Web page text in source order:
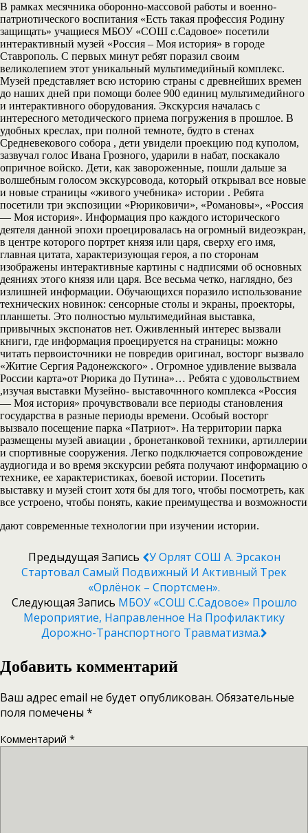
В рамках месячника оборонно-массовой работы и военно-
патриотического воспитания «Есть такая профессия Родину
защищать» учащиеся МБОУ «СОШ с.Садовое» посетили
интерактивный музей «Россия – Моя история» в городе
Ставрополь. С первых минут ребят поразил своим
великолепием этот уникальный мультимедийный комплекс.
Музей представляет всю историю страны с древнейших времен
до наших дней при помощи более 900 единиц мультимедийного
и интерактивного оборудования. Экскурсия началась с
интересного методического приема погружения в прошлое. В
удобных креслах, при полной темноте, будто в стенах
Средневекового собора , дети увидели проекцию под куполом,
зазвучал голос Ивана Грозного, ударили в набат, поскакало
опричное войско. Дети, как завороженные, пошли дальше за
волшебным голосом экскурсовода, который открывал все новые
и новые страницы «живого учебника» истории . Ребята
посетили три экспозиции «Рюриковичи», «Романовы», «Россия
— Моя история». Информация про каждого исторического
деятеля данной эпохи проецировалась на огромный видеоэкран,
в центре которого портрет князя или царя, сверху его имя,
главная цитата, характеризующая героя, а по сторонам
изображены интерактивные картины с надписями об основных
деяниях этого князя или царя. Все весьма четко, наглядно, без
излишней информации. Обучающихся поразило использование
технических новинок: сенсорные столы и экраны, проекторы,
планшеты. Это полностью мультимедийная выставка,
привычных экспонатов нет. Оживленный интерес вызвали
книги, где информация проецируется на страницы: можно
читать первоисточники не повредив оригинал, восторг вызвало
«Житие Сергия Радонежского» . Огромное удивление вызвала
России карта»от Рюрика до Путина»… Ребята с удовольствием
,изучая выставки Музейно- выставочнного комплекса «Россия
— Моя история» прочувствовали все периоды становления
государства в разные периоды времени. Особый восторг
вызвало посещение парка «Патриот». На территории парка
размещены музей авиации , бронетанковой техники, артиллерии
и спортивные сооружения. Легко подключается сопровождение
аудиогида и во время экскурсии ребята получают информацию о
технике, ее характеристиках, боевой истории. Посетить
выставку и музей стоит хотя бы для того, чтобы посмотреть, как
все устроено, чтобы понять, какие преимущества и возможности
дают современные технологии при изучении истории.
Предыдущая Запись
У Орлят СОШ А. Эрсакон
Стартовал Самый Подвижный И Активный Трек
«Орлёнок – Спортсмен».
Следующая Запись МБОУ «СОШ С.Садовое» Прошло
Мероприятие, Направленное На Профилактику
Дорожно-Транспортного Травматизма.
Добавить комментарий
Ваш адрес email не будет опубликован. Обязательные
поля помечены *
Комментарий *